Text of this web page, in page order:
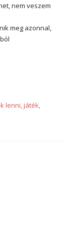
nem veszem
meg azonnal,
lenni,játék,